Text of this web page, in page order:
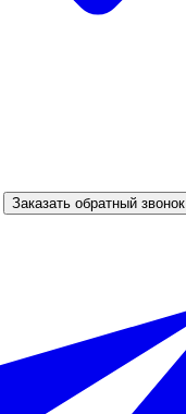
Заказать обратный звонок